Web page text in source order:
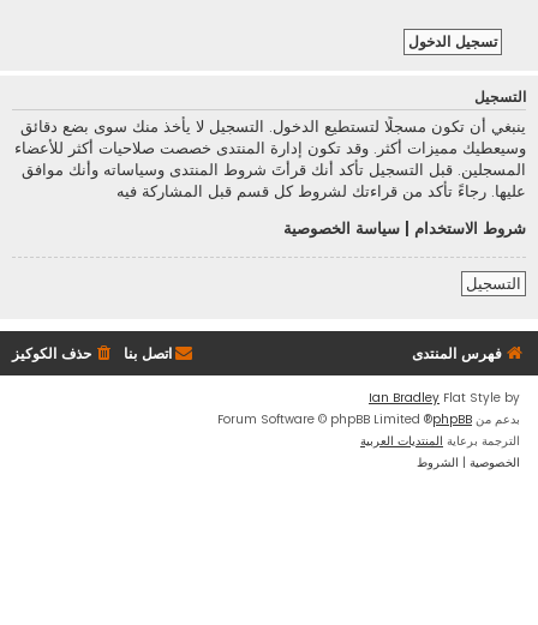
التسجيل
ينبغي أن تكون مسجلًا لتستطيع الدخول. التسجيل لا يأخذ منك سوى بضع دقائق
وسيعطيك مميزات أكثر. وقد تكون إدارة المنتدى خصصت صلاحيات أكثر للأعضاء
المسجلين. قبل التسجيل تأكد أنك قرأتَ شروط المنتدى وسياساته وأنك موافق
عليها. رجاءً تأكد من قراءتك لشروط كل قسم قبل المشاركة فيه
شروط الاستخدام
سياسة الخصوصية
التسجيل
فهرس المنتدى حذف الكوكيز اتصل بنا
Flat Style by
Ian Bradley
بدعم من phpBB
® Forum Software © phpBB Limited
الترجمة برعاية المنتديات العربية
الخصوصية | الشروط